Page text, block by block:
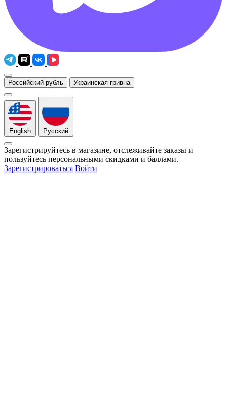
Российский рубль Украинская гривна
English Русский
Зарегистрируйтесь в магазине, отслеживайте заказы и
пользуйтесь персональными скидками и баллами.
Зарегистрироваться Войти